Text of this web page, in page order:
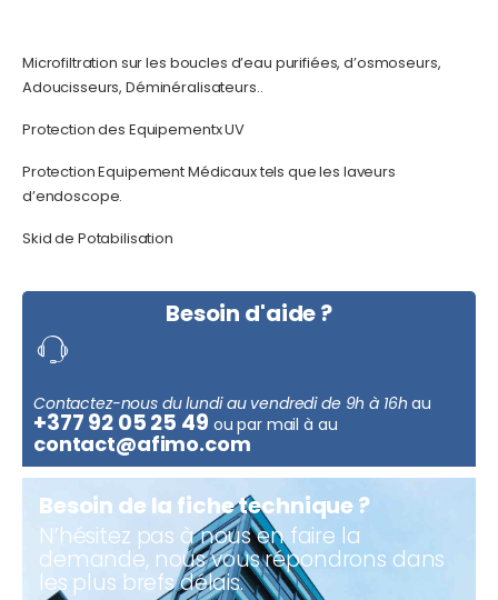
Microfiltration sur les boucles d’eau purifiées, d’osmoseurs,
Adoucisseurs, Déminéralisateurs..
Protection des Equipementx UV
Protection Equipement Médicaux tels que les laveurs
d’endoscope.
Skid de Potabilisation
Besoin d'aide ?
Contactez-nous du lundi au vendredi de 9h à 16h au
+377 92 05 25 49 ou par mail à au
contact@afimo.com
Besoin de la fiche technique ?
N’hésitez pas à nous en faire la
demande, nous vous répondrons dans
les plus brefs délais.